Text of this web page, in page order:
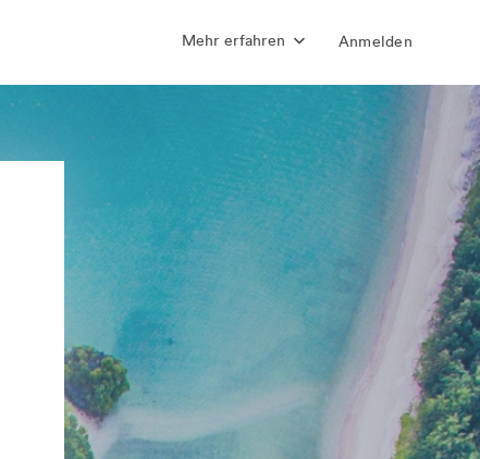
Mehr erfahren Anmelden